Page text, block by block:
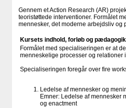
Gennem et Action Research (AR)
teoristøttede interventioner. Formålet
mennesker, det moderne arbejdsliv
Kursets indhold, forløb og pædagogik
Formålet med specialiseringen er at
menneskelige processer og relationer
Specialiseringen foregår over fire
Ledelse af mennesker og
Emner: Ledelse af mennesker
og enactment